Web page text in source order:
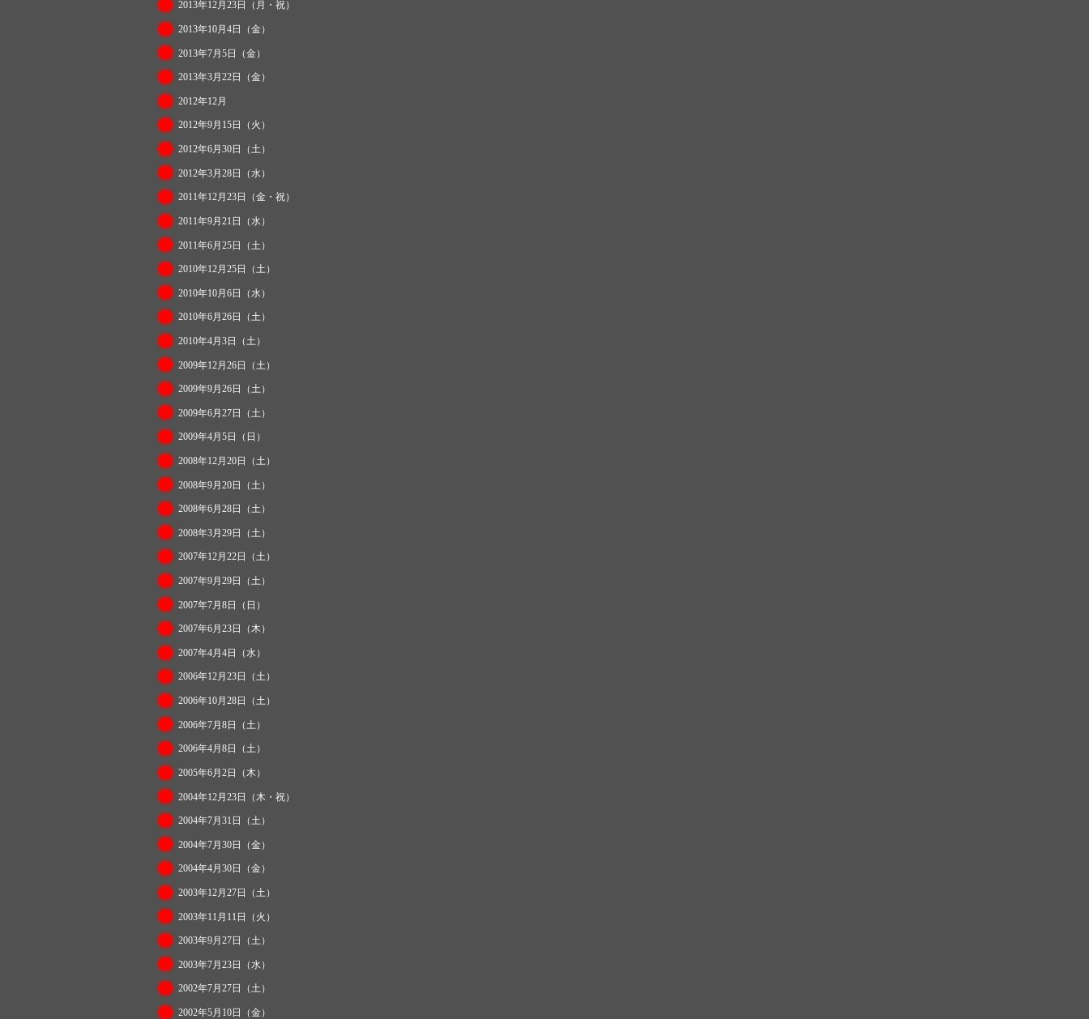
2013年12月23日（月・祝）
2013年10月4日（金）
2013年7月5日（金）
2013年3月22日（金）
2012年12月
2012年9月15日（火）
2012年6月30日（土）
2012年3月28日（水）
2011年12月23日（金・祝）
2011年9月21日（水）
2011年6月25日（土）
2010年12月25日（土）
2010年10月6日（水）
2010年6月26日（土）
2010年4月3日（土）
2009年12月26日（土）
2009年9月26日（土）
2009年6月27日（土）
2009年4月5日（日）
2008年12月20日（土）
2008年9月20日（土）
2008年6月28日（土）
2008年3月29日（土）
2007年12月22日（土）
2007年9月29日（土）
2007年7月8日（日）
2007年6月23日（木）
2007年4月4日（水）
2006年12月23日（土）
2006年10月28日（土）
2006年7月8日（土）
2006年4月8日（土）
2005年6月2日（木）
2004年12月23日（木・祝）
2004年7月31日（土）
2004年7月30日（金）
2004年4月30日（金）
2003年12月27日（土）
2003年11月11日（火）
2003年9月27日（土）
2003年7月23日（水）
2002年7月27日（土）
2002年5月10日（金）